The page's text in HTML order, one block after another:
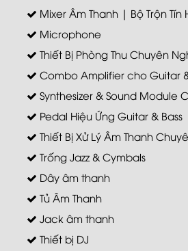
Mixer Âm Thanh | Bộ Trộn Tín
Microphone
Thiết Bị Phòng Thu Chuyên
Combo Amplifier cho Guitar
Synthesizer & Sound Module
Pedal Hiệu Ứng Guitar & Bass
Thiết Bị Xử Lý Âm Thanh
Trống Jazz & Cymbals
Dây âm thanh
Tủ Âm Thanh
Jack âm thanh
Thiết bị DJ